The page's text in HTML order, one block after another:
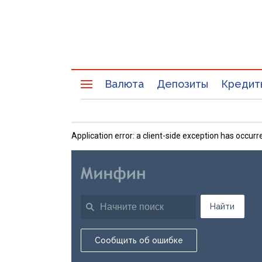
Валюта Депозиты
Application error: a client-side exception has
Найти
Сообщить об ошибке